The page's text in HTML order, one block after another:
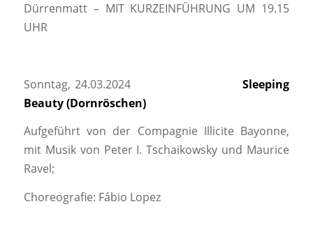
Dürrenmatt – MIT KURZEINFÜHRUNG UM 19.15
UHR
Sonntag, 24.03.2024Sleeping
Beauty (Dornröschen)
Aufgeführt von der Compagnie Illicite Bayonne,
mit Musik von Peter I. Tschaikowsky und Maurice
Ravel;
Choreografie: Fábio Lopez